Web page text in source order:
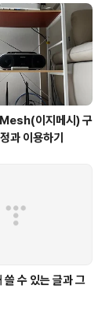
이지메시) 구
과 이용하기
쓸 수 있는 글과 그